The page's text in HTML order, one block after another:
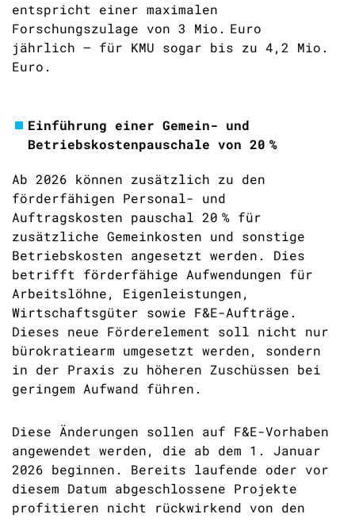
entspricht einer maximalen
Forschungszulage von 3 Mio. Euro
jährlich – für KMU sogar bis zu 4,2 Mio.
Euro.
Einführung einer Gemein- und
Betriebskostenpauschale von 20 %
Ab 2026 können zusätzlich zu den
förderfähigen Personal- und
Auftragskosten pauschal 20 % für
zusätzliche Gemeinkosten und sonstige
Betriebskosten angesetzt werden. Dies
betrifft förderfähige Aufwendungen für
Arbeitslöhne, Eigenleistungen,
Wirtschaftsgüter sowie F&E-Aufträge.
Dieses neue Förderelement soll nicht nur
bürokratiearm umgesetzt werden, sondern
in der Praxis zu höheren Zuschüssen bei
geringem Aufwand führen.
Diese Änderungen sollen auf F&E-Vorhaben
angewendet werden, die ab dem 1. Januar
2026 beginnen. Bereits laufende oder vor
diesem Datum abgeschlossene Projekte
profitieren nicht rückwirkend von den